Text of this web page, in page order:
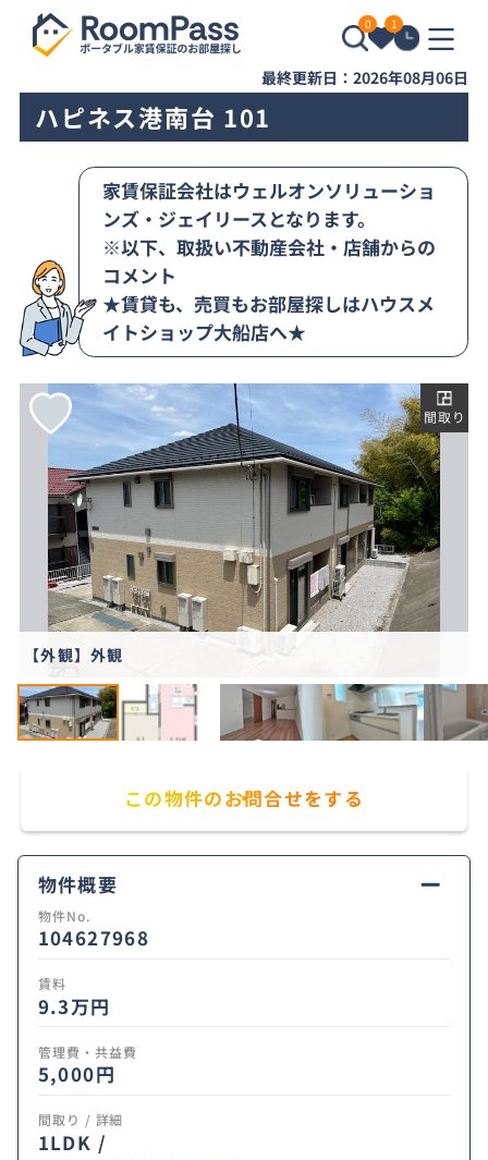
0 1
最終更新日：2026年08月06日
ハピネス港南台 101
家賃保証会社はウェルオンソリューショ
ンズ・ジェイリースとなります。
※以下、取扱い不動産会社・店舗からの
コメント
★賃貸も、売買もお部屋探しはハウスメ
イトショップ大船店へ★
【外観】外観
この物件のお問合せをする
物件概要
物件No.
104627968
賃料
9.3万円
管理費・共益費
5,000円
間取り / 詳細
1LDK /